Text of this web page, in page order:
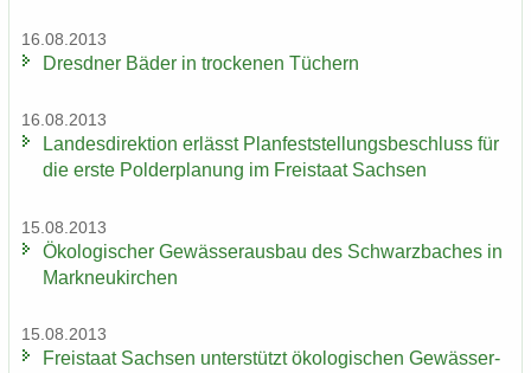
16.08.2013
Dresd­ner Bäder in tro­cke­nen Tü­chern
16.08.2013
Lan­des­di­rek­ti­on er­lässt Plan­fest­stel­lungs­be­schluss für
die erste Pol­der­pla­nung im Frei­staat Sach­sen
15.08.2013
Öko­lo­gi­scher Ge­wäs­ser­aus­bau des Schwarz­ba­ches in
Mark­neu­kir­chen
15.08.2013
Frei­staat Sach­sen un­ter­stützt öko­lo­gi­schen Ge­wäs­ser­